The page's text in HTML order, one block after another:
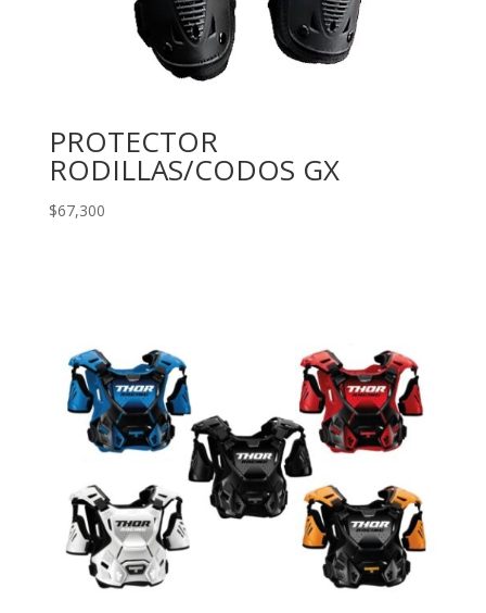
PROTECTOR
RODILLAS/CODOS GX
$67,300